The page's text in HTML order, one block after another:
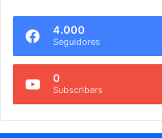
4.000
Seguidores
0
Subscribers